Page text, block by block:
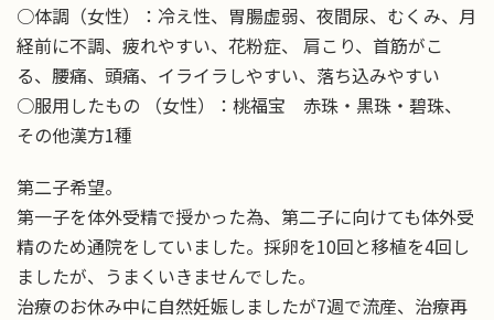
○体調（女性）：冷え性、胃腸虚弱、夜間尿、むくみ、月
経前に不調、疲れやすい、花粉症、 肩こり、首筋がこ
る、腰痛、頭痛、イライラしやすい、落ち込みやすい
○服用したもの （女性）：桃福宝 赤珠・黒珠・碧珠、
その他漢方1種
第二子希望。
第一子を体外受精で授かった為、第二子に向けても体外受
精のため通院をしていました。採卵を10回と移植を4回し
ましたが、うまくいきませんでした。
治療のお休み中に自然妊娠しましたが7週で流産、治療再